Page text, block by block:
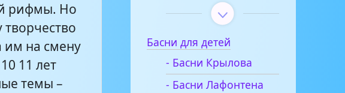
рифмы. Но
им на смену
11 лет
темы –
Басни для детей
- Басни Крылова
- Басни Лафонтена